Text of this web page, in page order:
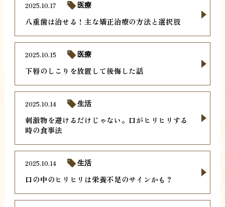
八重歯は治せる！主な矯正治療の方法と選択肢
2025.10.17 医療
下唇のしこりを放置して後悔した話
2025.10.15 医療
刺激物を避けるだけじゃない。口がヒリヒリする
時の食事法
2025.10.14 生活
口の中のヒリヒリは栄養不足のサインかも？
2025.10.14 生活